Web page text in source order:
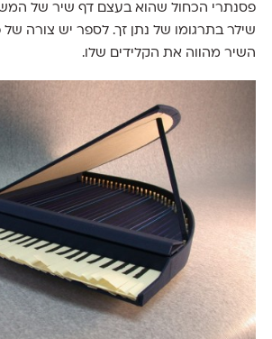
פסנתרי הכחול שהוא בעצם דף שיר של
שילר בתרגומו של נתן זך. לספר יש צורה של
השיר מהווה את הקלידים שלו.